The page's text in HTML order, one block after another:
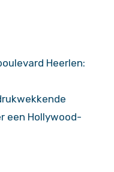
Heerlen:
een Hollywood-